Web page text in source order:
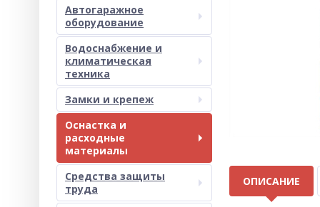
Автогаражное
оборудование
Водоснабжение и
климатическая
техника
Замки и крепеж
Оснастка и
расходные
материалы
Средства защиты
труда
ОПИСАНИЕ